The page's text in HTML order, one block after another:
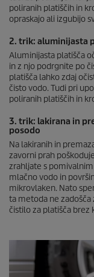
poliranih platiščih in
opraskajo ali izgubijo
2. trik: aluminijasta
Aluminijasta platišča
in z njo podrgnite po
platišča lahko zdaj
čisto vodo. Tudi pri
poliranih platiščih in
3. trik: lakirana in
posodo
Na lakiranih in
zavorni prah
zrahljate s
mlačno vodo in
mikrovlaken. Nato
ta metoda ne
čistilo za platišča brez